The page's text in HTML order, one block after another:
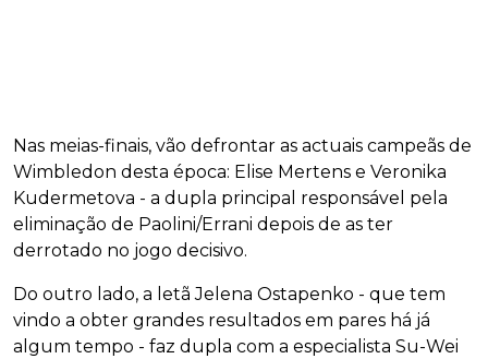
Nas meias-finais, vão defrontar as actuais campeãs de
Wimbledon desta época: Elise Mertens e Veronika
Kudermetova - a dupla principal responsável pela
eliminação de Paolini/Errani depois de as ter
derrotado no jogo decisivo.
Do outro lado, a letã Jelena Ostapenko - que tem
vindo a obter grandes resultados em pares há já
algum tempo - faz dupla com a especialista Su-Wei